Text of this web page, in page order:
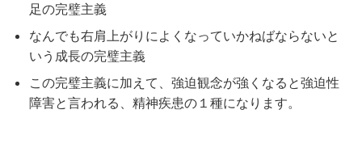
足の完璧主義
なんでも右肩上がりによくなっていかねばならないと
いう成長の完璧主義
この完璧主義に加えて、強迫観念が強くなると強迫性
障害と言われる、精神疾患の１種になります。